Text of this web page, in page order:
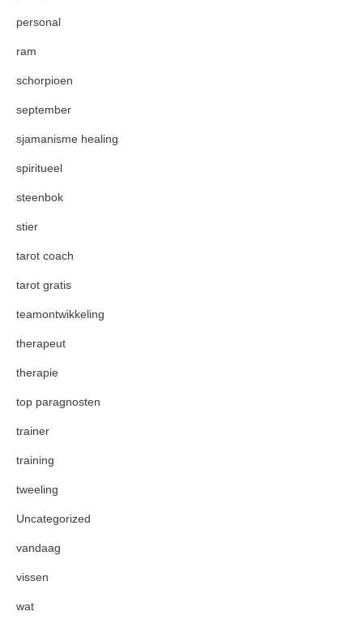
personal
ram
schorpioen
september
sjamanisme healing
spiritueel
steenbok
stier
tarot coach
tarot gratis
teamontwikkeling
therapeut
therapie
top paragnosten
trainer
training
tweeling
Uncategorized
vandaag
vissen
wat